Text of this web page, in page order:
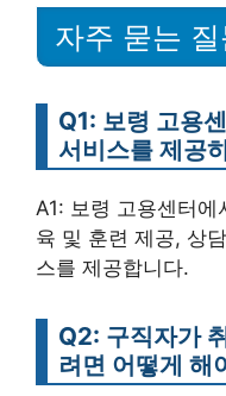
자주 묻는
Q1: 보령 고용
서비스를 제공
A1: 보령 고용센터
육 및 훈련 제공, 상
스를 제공합니다.
Q2: 구직자가
려면 어떻게 해